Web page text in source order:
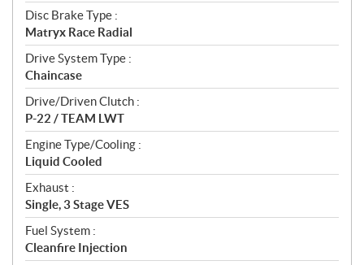
Disc Brake Type :
Matryx Race Radial
Drive System Type :
Chaincase
Drive/Driven Clutch :
P-22 / TEAM LWT
Engine Type/Cooling :
Liquid Cooled
Exhaust :
Single, 3 Stage VES
Fuel System :
Cleanfire Injection